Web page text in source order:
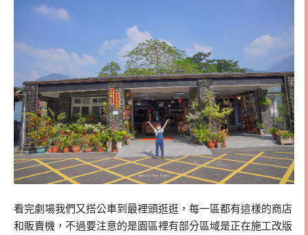
看完劇場我們又搭公車到最裡頭逛逛，每一區都有這樣的商店
和販賣機，不過要注意的是園區裡有部分區域是正在施工改版